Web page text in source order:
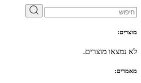
מוצרים:
לא נמצאו מוצרים.
מאמרים: